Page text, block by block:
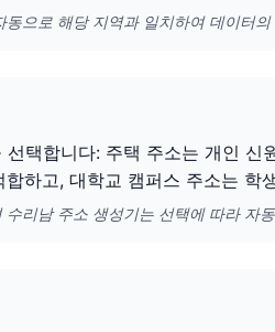
으로 해당 지역과 일치하여 데이터
택합니다: 주택 주소는 개인 신
하고, 대학교 캠퍼스 주소는 학
리남 주소 생성기는 선택에 따라 자